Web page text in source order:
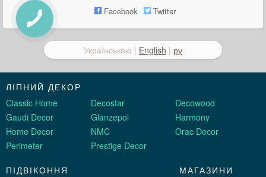
Facebook
Twitter
Українською | English | ру
ЛІПНИЙ ДЕКОР
Classic Home
Decostar
Decowood
Gaudi Decor
Glanzepol
Harmony
Home Decor
NMC
Orac Decor
Perimeter
Prestige Decor
ПІДВІКОННЯ МАГАЗИНИ